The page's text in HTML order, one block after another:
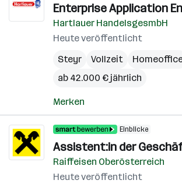
Enterprise Application
Hartlauer HandelsgesmbH
Heute veröffentlicht
Steyr
Vollzeit
ab 42.000 € jährlich
Merken
Einblicke
Assistent:in der
Raiffeisen Oberösterreich
Heute veröffentlicht